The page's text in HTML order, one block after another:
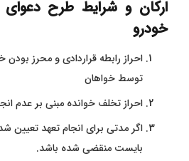
ارکان و شرایط طرح دعوای
خودرو
احراز رابطه قراردادی و محرز
توسط خواهان
احراز تخلف خوانده مبنی بر عدم
اگر مدتی برای انجام تعهد تعیین
بایست منقضی شده باشد.